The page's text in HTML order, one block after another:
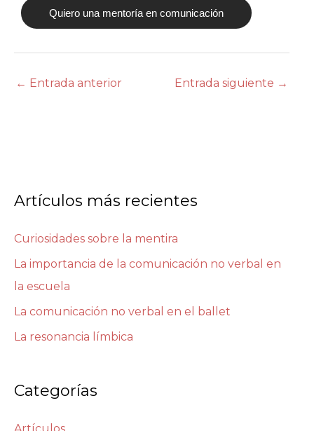
Quiero una mentoría en comunicación
← Entrada anterior Entrada siguiente →
Artículos más recientes
Curiosidades sobre la mentira
La importancia de la comunicación no verbal en
la escuela
La comunicación no verbal en el ballet
La resonancia límbica
Categorías